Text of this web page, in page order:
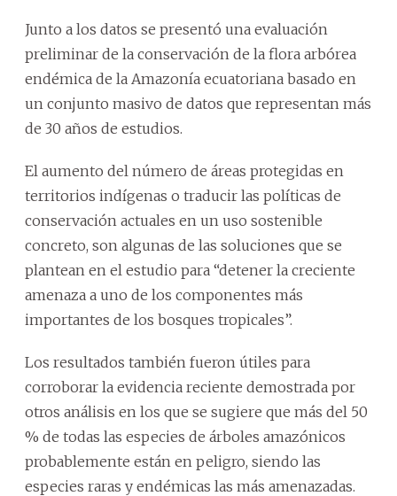
Junto a los datos se presentó una evaluación
preliminar de la conservación de la flora arbórea
endémica de la Amazonía ecuatoriana basado en
un conjunto masivo de datos que representan más
de 30 años de estudios.
El aumento del número de áreas protegidas en
territorios indígenas o traducir las políticas de
conservación actuales en un uso sostenible
concreto, son algunas de las soluciones que se
plantean en el estudio para “detener la creciente
amenaza a uno de los componentes más
importantes de los bosques tropicales”.
Los resultados también fueron útiles para
corroborar la evidencia reciente demostrada por
otros análisis en los que se sugiere que más del 50
% de todas las especies de árboles amazónicos
probablemente están en peligro, siendo las
especies raras y endémicas las más amenazadas.